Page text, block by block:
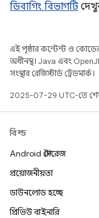
ডিবাগিং বিভাগটি
এই পৃষ্ঠার কন্টেন্ট ও
অধীনস্থ। Java এবং
সংস্থার রেজিস্টার্ড ট্রেডমার্ক।
2025-07-29 UTC-তে
বিল্ড
Android স্টোরেজ
প্রয়োজনীয়তা
ডাউনলোড হচ্ছে
প্রিভিউ বাইনারি